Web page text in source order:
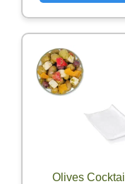
Olives Cocktail